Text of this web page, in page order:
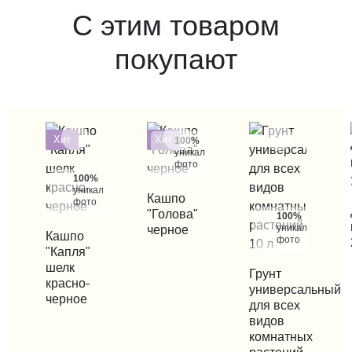
С этим товаром
покупают
Хит
100%
уникальные
фото
КУПИТЬ В 1 КЛИК
Кашпо
"Капля"
шелк
красно-
черное
Хит 100%
уникальные
фото
КУПИТЬ В 1 КЛИК
Кашпо
"Голова"
черное
100%
уникальные
фото
КУПИТЬ В 1 КЛИК
Грунт
универсальный
для всех
видов
комнатных